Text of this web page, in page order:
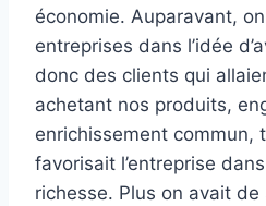
économie. Auparavant,
entreprises dans l’idée
donc des clients qui
achetant nos produits,
enrichissement commun,
favorisait l’entreprise
richesse. Plus on avait